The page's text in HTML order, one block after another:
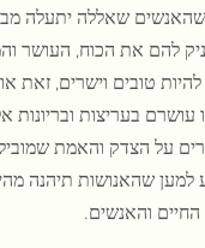
שהאנשים שאללה יתעלה
להם את הכוח, העושר
טובים וישרים,
עושרם בעריצות ובריונות
על הצדק והאמת
למען שהאנושות תיהנה
החיים והאנשים.